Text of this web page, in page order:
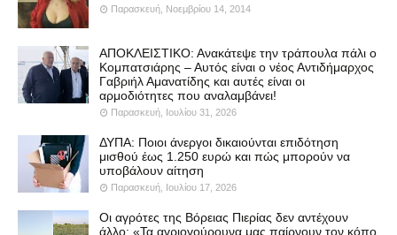
Παρασκευή, Νοεμβρίου 14, 2014
ΑΠΟΚΛΕΙΣΤΙΚΟ: Ανακάτεψε την τράπουλα πάλι ο
Κομπατσιάρης – Αυτός είναι ο νέος Αντιδήμαρχος
Γαβριήλ Αμανατίδης και αυτές είναι οι
αρμοδιότητες που αναλαμβάνει!
Παρασκευή, Ιουλίου 31, 2026
ΔΥΠΑ: Ποιοι άνεργοι δικαιούνται επιδότηση
μισθού έως 1.250 ευρώ και πώς μπορούν να
υποβάλουν αίτηση
Παρασκευή, Ιουλίου 17, 2026
Οι αγρότες της Βόρειας Πιερίας δεν αντέχουν
άλλο: «Τα αγριογούρουνα μας παίρνουν τον κόπο